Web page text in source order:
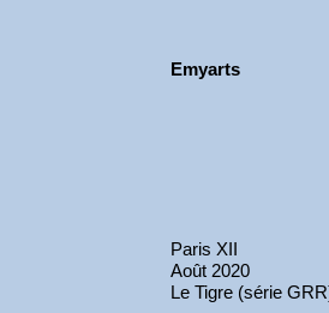
Emyarts
Paris XII
Août 2020
Le Tigre (série